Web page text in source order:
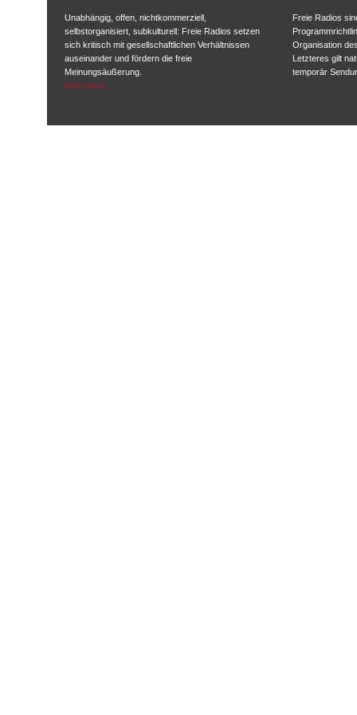
Unabhängig, offen, nichtkommerziell,
selbstorganisiert, subkulturell: Freie Radios setzen
sich kritisch mit gesellschaftlichen Verhältnissen
auseinander und fördern die freie
Meinungsäußerung.
Mehr dazu.
Freie Radios
Organisation
Letzteres gilt
temporär